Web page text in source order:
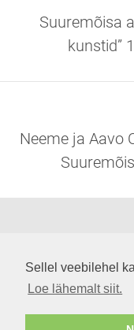
Sellel veebilehel
Loe lähemalt siit.
Suuremõisa
kunstid”
Neeme ja Aavo